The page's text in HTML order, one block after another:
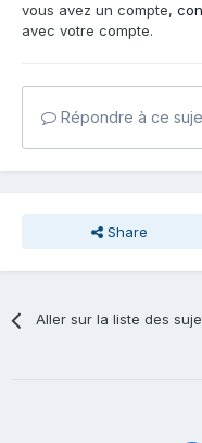
vous avez un compte,
avec votre compte.
Répondre à ce
Share
Aller sur la liste des